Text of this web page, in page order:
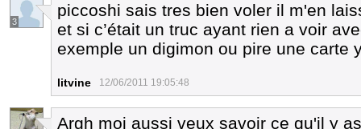
3
piccoshi sais tres bien voler il m'en
et si c’était un truc ayant rien a voir
exemple un digimon ou pire une carte
litvine 12/06/2011 19:05:48
Argh moi aussi veux savoir ce qu'il y